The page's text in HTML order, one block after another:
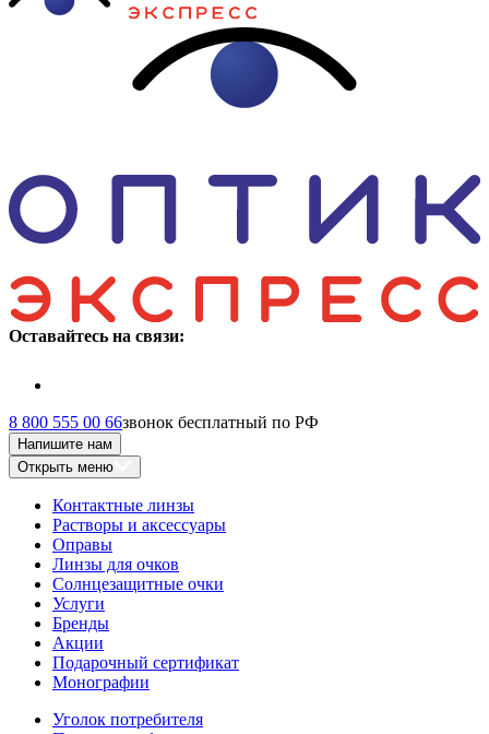
Оставайтесь на связи:
8 800 555 00 66звонок бесплатный по РФ
Напишите нам
Открыть меню
Контактные линзы
Растворы и аксессуары
Оправы
Линзы для очков
Солнцезащитные очки
Услуги
Бренды
Акции
Подарочный сертификат
Монографии
Уголок потребителя